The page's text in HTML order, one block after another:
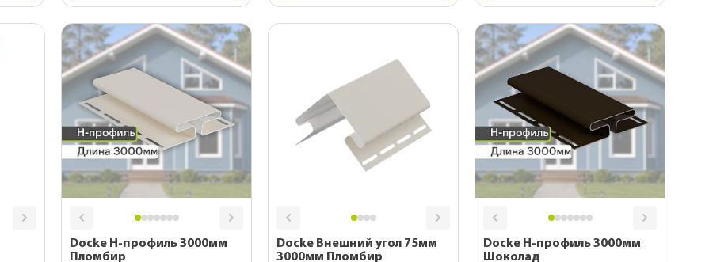
Docke Н-профиль 3000мм
Пломбир
Docke Внешний угол 75мм
3000мм Пломбир
Docke Н-профиль 3000мм
Шоколад